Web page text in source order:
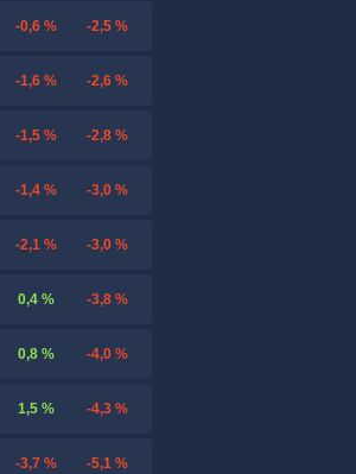
-0,6 % -2,5 %
-1,6 % -2,6 %
-1,5 % -2,8 %
-1,4 % -3,0 %
-2,1 % -3,0 %
0,4 % -3,8 %
0,8 % -4,0 %
1,5 % -4,3 %
-3,7 % -5,1 %